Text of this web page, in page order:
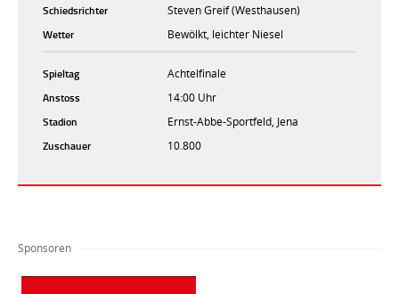
Schiedsrichter
Steven Greif (Westhausen)
Wetter
Bewölkt, leichter Niesel
Spieltag
Achtelfinale
Anstoss
14:00 Uhr
Stadion
Ernst-Abbe-Sportfeld, Jena
Zuschauer
10.800
Sponsoren